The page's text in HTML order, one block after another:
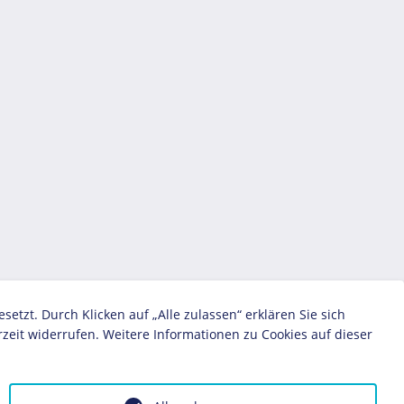
Durch Klicken auf „Alle zulassen“ erklären Sie sich
widerrufen. Weitere Informationen zu Cookies auf dieser